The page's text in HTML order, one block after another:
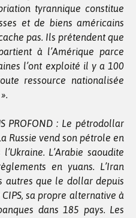
tyrannique constitue
et de biens américains
pas. Ils prétendent que
à l’Amérique parce
l’ont exploité il y a 100
ressource nationalisée
PROFOND : Le pétrodollar
Russie vend son pétrole en
L’Arabie saoudite
en yuans. L’Iran
autres que le dollar depuis
sa propre alternative à
dans 185 pays. Les